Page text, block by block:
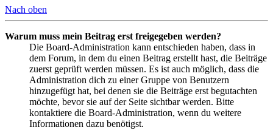
Nach oben
Warum muss mein Beitrag erst freigegeben werden?
Die Board-Administration kann entschieden haben, dass in
dem Forum, in dem du einen Beitrag erstellt hast, die Beiträge
zuerst geprüft werden müssen. Es ist auch möglich, dass die
Administration dich zu einer Gruppe von Benutzern
hinzugefügt hat, bei denen sie die Beiträge erst begutachten
möchte, bevor sie auf der Seite sichtbar werden. Bitte
kontaktiere die Board-Administration, wenn du weitere
Informationen dazu benötigst.